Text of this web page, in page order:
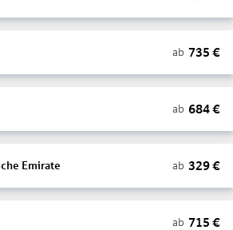
ab 735 €
ab 684€
Emirate ab 329€
ab 715 €